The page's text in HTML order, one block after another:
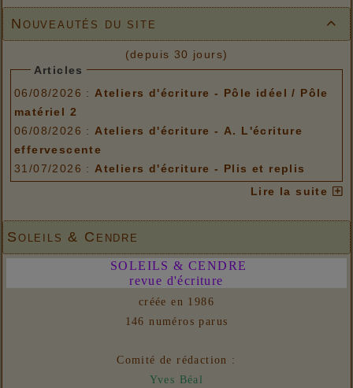

Nouveautés du site
(depuis 30 jours)
Articles
06/08/2026 : Ateliers d'écriture - Pôle idéel / Pôle
matériel 2
06/08/2026 : Ateliers d'écriture - A. L'écriture
effervescente
31/07/2026 : Ateliers d'écriture - Plis et replis
matériel 2
31/07/2026 :Ateliers d'écriture - Plis et replis
- Un euro ne fait pas le printemps
Lire la suite
Soleils & Cendre
SOLEILS & CENDRE
revue d'écriture
créée en 1986
146 numéros parus
Comité de rédaction :
Yves Béal